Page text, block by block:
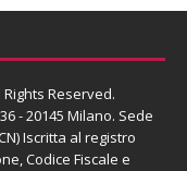
Reserved.
- 20145 Milano. Sede
Iscritta al registro
Codice Fiscale e